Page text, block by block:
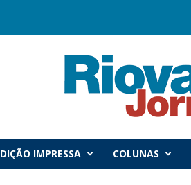
IMPRESSA COLUNAS